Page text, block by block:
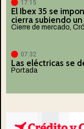
17:15
El Ibex 35 se
cierra subiendo un
Cierre de mercado,
07:32
Las eléctricas se
Portada